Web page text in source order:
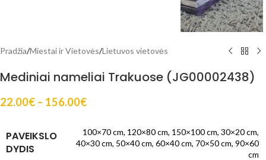
Pradžia/Miestai ir Vietovės/Lietuvos vietovės
Mediniai nameliai Trakuose (JG00002438)
22.00€ – 156.00€
PAVEIKSLO
DYDIS
100×70 cm, 120×80 cm, 150×100 cm, 30×20 cm,
40×30 cm, 50×40 cm, 60×40 cm, 70×50 cm, 90×60
cm